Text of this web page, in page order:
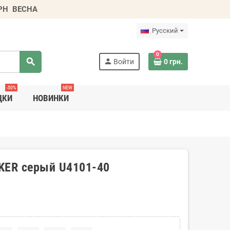
ВЕСНА
Русский
search person Войти
0
0 грн.
-50%
НОВИНКИ
NEW
серый U4101-40